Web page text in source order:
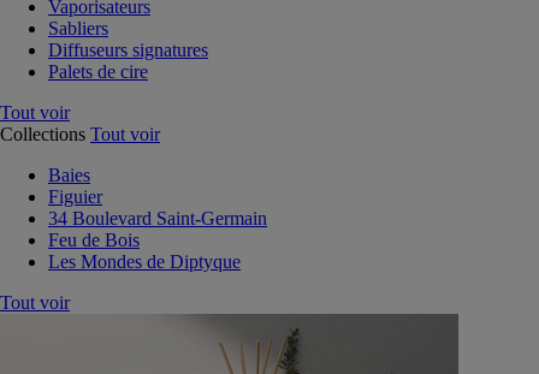
Vaporisateurs
Sabliers
Diffuseurs signatures
Palets de cire
Tout voir
Collections Tout voir
Baies
Figuier
34 Boulevard Saint-Germain
Feu de Bois
Les Mondes de Diptyque
Tout voir